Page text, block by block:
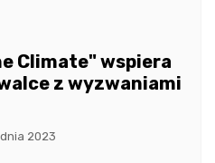
Climate" wspiera
z wyzwaniami
2023